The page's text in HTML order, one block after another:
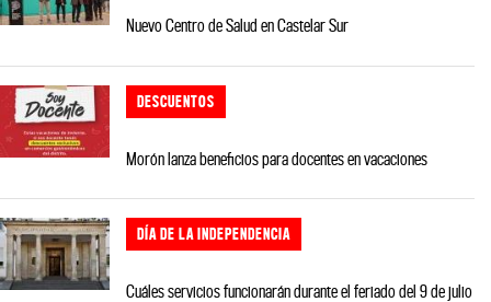
Nuevo Centro de Salud en Castelar Sur
DESCUENTOS
Morón lanza beneficios para docentes en vacaciones
DÍA DE LA INDEPENDENCIA
Cuáles servicios funcionarán durante el feriado del 9 de julio